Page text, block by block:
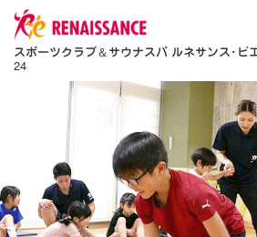
スポーツクラブ＆サウナスパ ルネサンス･ビ
24